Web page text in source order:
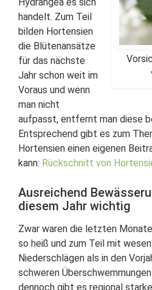
handelt. Zum Teil
bilden Hortensien
die Blütenansätze
für das nächste
Jahr schon weit im
Voraus und wenn
man nicht
aufpasst, entfernt man diese
Entsprechend gibt es zum
Hortensien einen eigenen
kann: Rückschnitt von
Ausreichend
diesem Jahr wichtig
Zwar waren die letzten
so heiß und zum Teil mit
Niederschlägen als in den
schweren
dennoch gibt es regional